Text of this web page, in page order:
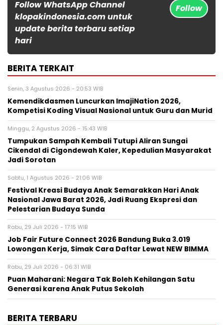
Follow WhatsApp Channel
klopakindonesia.com untuk
update berita terbaru setiap
hari
Follow
BERITA TERKAIT
Senin, 3 Agustus 2026 - 20:53 WIB
Kemendikdasmen Luncurkan ImajiNation 2026,
Kompetisi Koding Visual Nasional untuk Guru dan Murid
Minggu, 2 Agustus 2026 - 15:43 WIB
Tumpukan Sampah Kembali Tutupi Aliran Sungai
Cikendal di Cigondewah Kaler, Kepedulian Masyarakat
Jadi Sorotan
Sabtu, 1 Agustus 2026 - 21:06 WIB
Festival Kreasi Budaya Anak Semarakkan Hari Anak
Nasional Jawa Barat 2026, Jadi Ruang Ekspresi dan
Pelestarian Budaya Sunda
Rabu, 29 Juli 2026 - 17:15 WIB
Job Fair Future Connect 2026 Bandung Buka 3.019
Lowongan Kerja, Simak Cara Daftar Lewat NEW BIMMA
Rabu, 29 Juli 2026 - 06:31 WIB
Puan Maharani: Negara Tak Boleh Kehilangan Satu
Generasi karena Anak Putus Sekolah
BERITA TERBARU